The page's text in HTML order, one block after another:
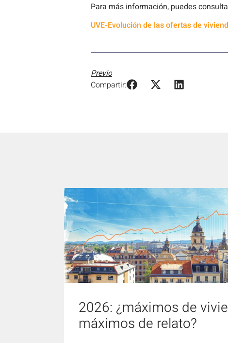
Para más información, puedes
UVE-Evolución de las ofertas de
Previo
Compartir:
2026: ¿máximos de
máximos de relato?